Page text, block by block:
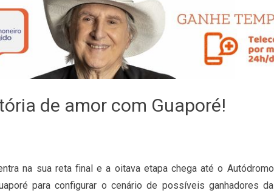
de amor com Guaporé!
na sua reta final e a oitava etapa chega até o Autódromo
para configurar o cenário de possíveis ganhadores da